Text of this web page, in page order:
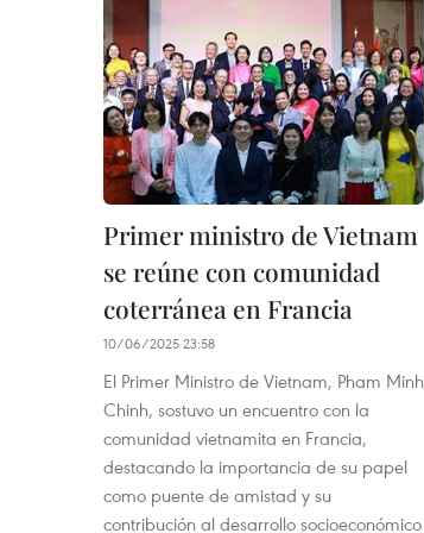
Primer ministro de Vietnam
se reúne con comunidad
coterránea en Francia
10/06/2025 23:58
El Primer Ministro de Vietnam, Pham Minh
Chinh, sostuvo un encuentro con la
comunidad vietnamita en Francia,
destacando la importancia de su papel
como puente de amistad y su
contribución al desarrollo socioeconómico